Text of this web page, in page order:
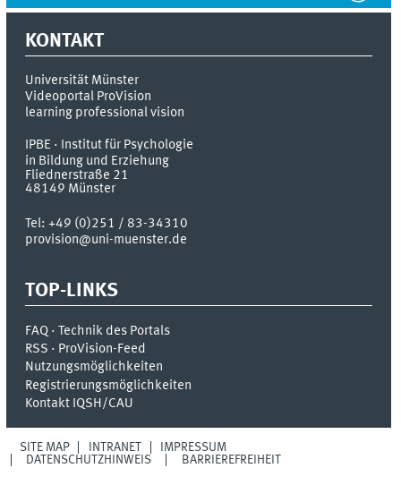
KONTAKT
Universität Münster
Videoportal ProVision
learning professional vision
IPBE · Institut für Psychologie
in Bildung und Erziehung
Fliednerstraße 21
48149 Münster
Tel:+49 (0)251 / 83-34310
provision@uni-muenster.de
TOP-LINKS
FAQ · Technik des Portals
RSS · ProVision-Feed
Nutzungsmöglichkeiten
Registrierungsmöglichkeiten
Kontakt IQSH/CAU
SITE MAP INTRANET
IMPRESSUM
DATENSCHUTZHINWEIS
BARRIEREFREIHEIT